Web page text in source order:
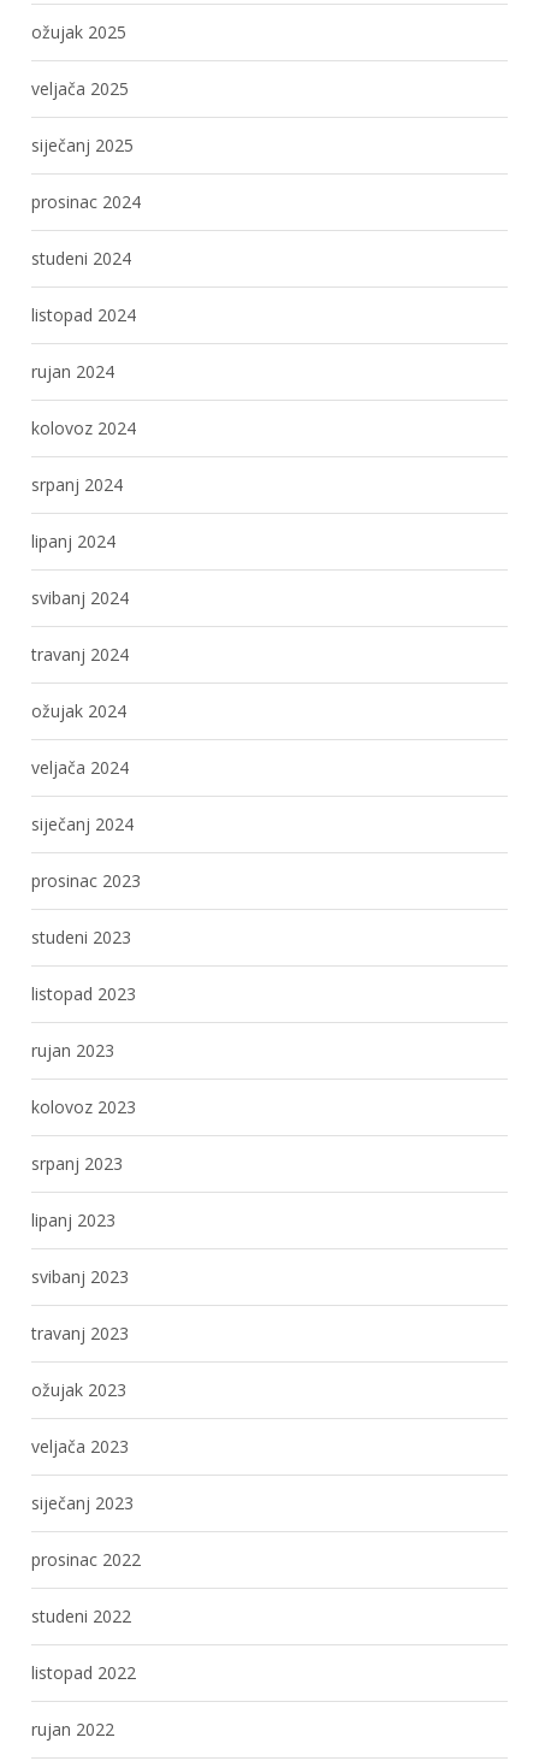
ožujak 2025
veljača 2025
siječanj 2025
prosinac 2024
studeni 2024
listopad 2024
rujan 2024
kolovoz 2024
srpanj 2024
lipanj 2024
svibanj 2024
travanj 2024
ožujak 2024
veljača 2024
siječanj 2024
prosinac 2023
studeni 2023
listopad 2023
rujan 2023
kolovoz 2023
srpanj 2023
lipanj 2023
svibanj 2023
travanj 2023
ožujak 2023
veljača 2023
siječanj 2023
prosinac 2022
studeni 2022
listopad 2022
rujan 2022